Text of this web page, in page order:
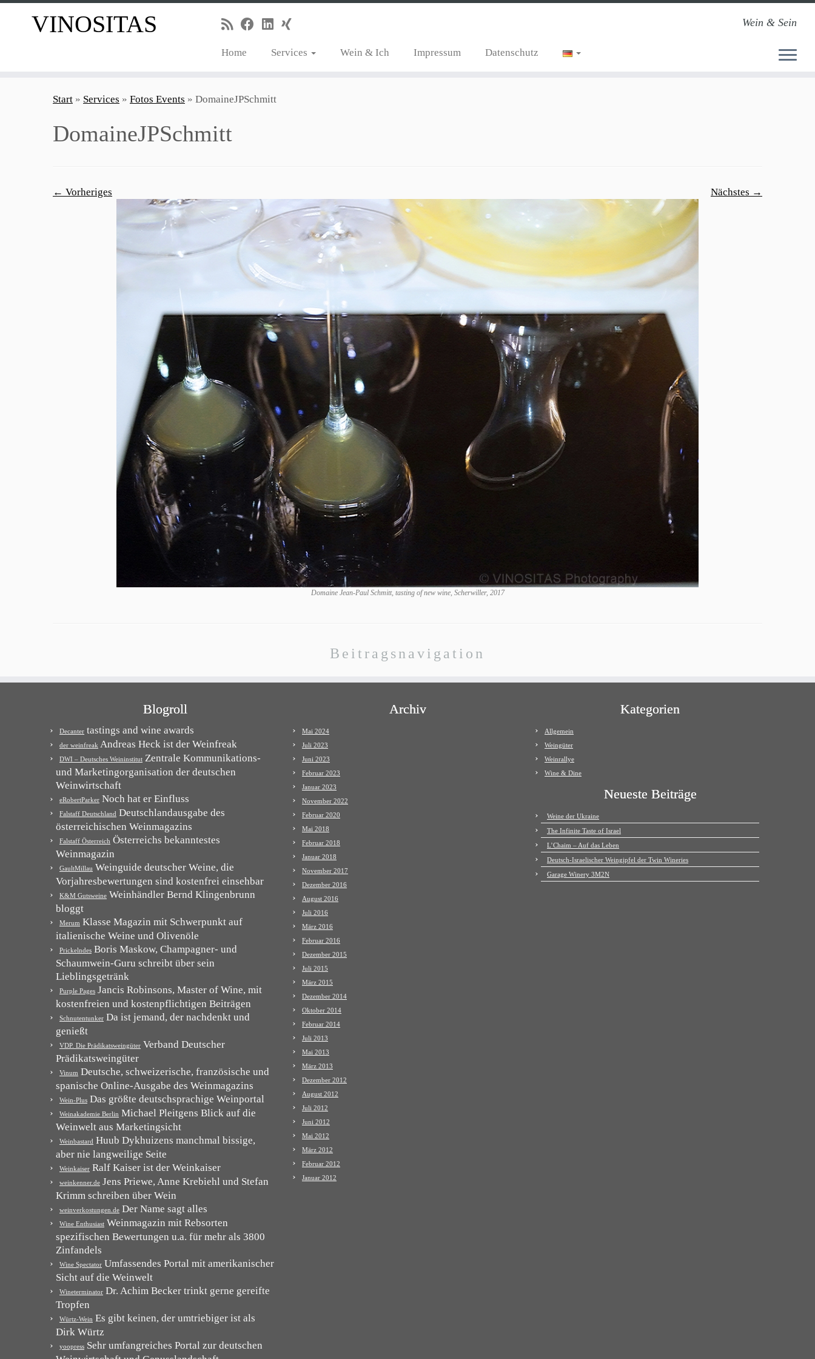
VINOSITAS Wein & Sein
Home Services Wein & Ich Impressum Datenschutz
Start » Services » Fotos Events » DomaineJPSchmitt
DomaineJPSchmitt
← Vorheriges Nächstes →
Domaine Jean-Paul Schmitt, tasting of new wine, Scherwiller, 2017
Beitragsnavigation
Blogroll
Decanter tastings and wine awards
der weinfreak Andreas Heck ist der Weinfreak
DWI – Deutsches Weininstitut Zentrale Kommunikations-
und Marketingorganisation der deutschen
Weinwirtschaft
eRobertParker Noch hat er Einfluss
Falstaff Deutschland Deutschlandausgabe des
österreichischen Weinmagazins
Falstaff Österreich Österreichs bekanntestes
Weinmagazin
GaultMillau Weinguide deutscher Weine, die
Vorjahresbewertungen sind kostenfrei einsehbar
K&M Gutsweine Weinhändler Bernd Klingenbrunn
bloggt
Merum Klasse Magazin mit Schwerpunkt auf
italienische Weine und Olivenöle
Prickelndes Boris Maskow, Champagner- und
Schaumwein-Guru schreibt über sein
Lieblingsgetränk
Purple Pages Jancis Robinsons, Master of Wine, mit
kostenfreien und kostenpflichtigen Beiträgen
Schnutentunker Da ist jemand, der nachdenkt und
genießt
VDP. Die Prädikatsweingüter Verband Deutscher
Prädikatsweingüter
Vinum Deutsche, schweizerische, französische und
spanische Online-Ausgabe des Weinmagazins
Wein-Plus Das größte deutschsprachige Weinportal
Weinakademie Berlin Michael Pleitgens Blick auf die
Weinwelt aus Marketingsicht
Weinbastard Huub Dykhuizens manchmal bissige,
aber nie langweilige Seite
Weinkaiser Ralf Kaiser ist der Weinkaiser
weinkenner.de Jens Priewe, Anne Krebiehl und Stefan
Krimm schreiben über Wein
weinverkostungen.de Der Name sagt alles
Wine Enthusiast Weinmagazin mit Rebsorten
spezifischen Bewertungen u.a. für mehr als 3800
Zinfandels
Wine Spectator Umfassendes Portal mit amerikanischer
Sicht auf die Weinwelt
Wineterminator Dr. Achim Becker trinkt gerne gereifte
Tropfen
Würtz-Wein Es gibt keinen, der umtriebiger ist als
Dirk Würtz
yoopress Sehr umfangreiches Portal zur deutschen
Archiv
Mai 2024
Juli 2023
Juni 2023
Februar 2023
Januar 2023
November 2022
Februar 2020
Mai 2018
Februar 2018
Januar 2018
November 2017
Dezember 2016
August 2016
Juli 2016
März 2016
Februar 2016
Dezember 2015
Juli 2015
März 2015
Dezember 2014
Oktober 2014
Februar 2014
Juli 2013
Mai 2013
März 2013
Dezember 2012
August 2012
Juli 2012
Juni 2012
Mai 2012
März 2012
Februar 2012
Januar 2012
Kategorien
Allgemein
Weingüter
Weinrallye
Wine & Dine
Neueste Beiträge
Weine der Ukraine
The Infinite Taste of Israel
L’Chaim – Auf das Leben
Deutsch-Israelischer Weingipfel der Twin Wineries
Garage Winery 3M2N